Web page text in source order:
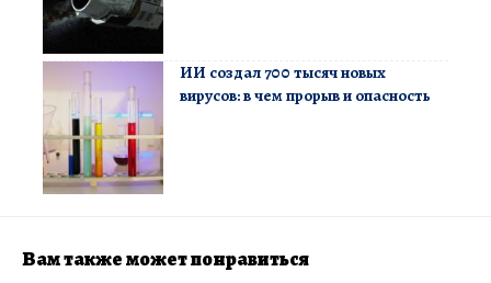
ИИ создал 700 тысяч новых
вирусов: в чем прорыв и опасность
Вам также может понравиться